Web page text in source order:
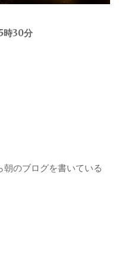
30分
のブログを書いている